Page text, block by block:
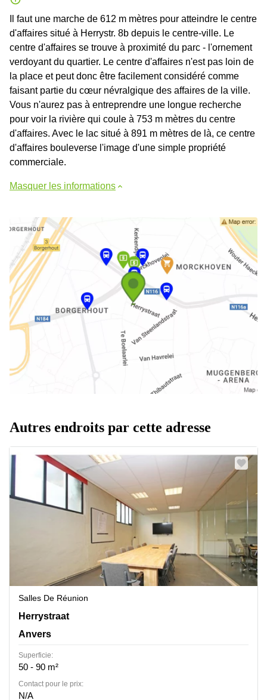
Il faut une marche de 612 m mètres pour atteindre le centre
d'affaires situé à Herrystr. 8b depuis le centre-ville. Le
centre d'affaires se trouve à proximité du parc - l'ornement
verdoyant du quartier. Le centre d'affaires n'est pas loin de
la place et peut donc être facilement considéré comme
faisant partie du cœur névralgique des affaires de la ville.
Vous n'aurez pas à entreprendre une longue recherche
pour voir la rivière qui coule à 753 m mètres du centre
d'affaires. Avec le lac situé à 891 m mètres de là, ce centre
d'affaires bouleverse l'image d'une simple propriété
commerciale.
Masquer les informations
Autres endroits par cette adresse
Salles De Réunion
Herrystr. 8b, Anvers
Herrystraat
Anvers
Superficie:
50 - 90 m²
Contact pour le prix:
N/A